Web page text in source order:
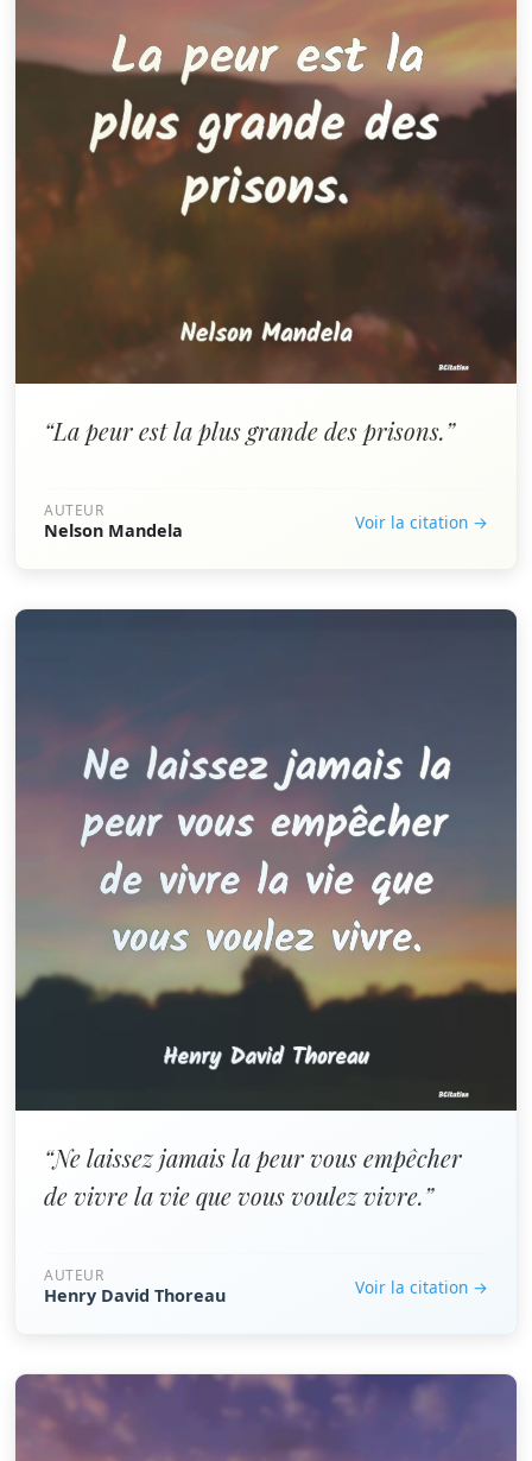
“La peur est la plus grande des prisons.”
AUTEUR
Nelson Mandela Voir la citation →
“Ne laissez jamais la peur vous empêcher
de vivre la vie que vous voulez vivre.”
AUTEUR
Henry David Thoreau Voir la citation →